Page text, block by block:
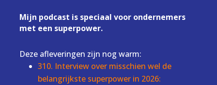
Mijn podcast is speciaal voor ondernemers
met een superpower.
Deze afleveringen zijn nog warm:
310. Interview over misschien wel de
belangrijkste superpower in 2026: